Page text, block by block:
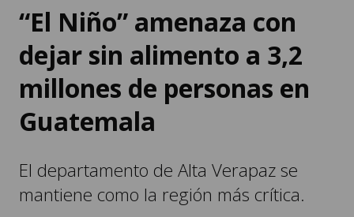
“El Niño” amenaza con
dejar sin alimento a 3,2
millones de personas en
Guatemala
El departamento de Alta Verapaz se
mantiene como la región más crítica.